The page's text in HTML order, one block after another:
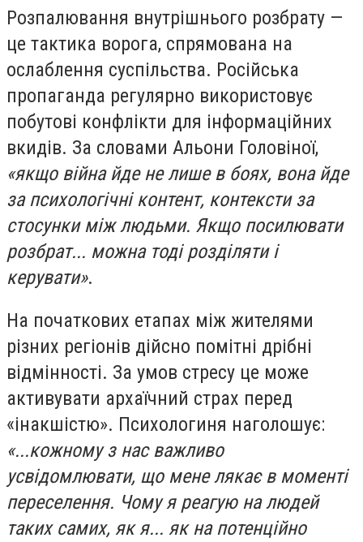
Розпалювання внутрішнього розбрату —
це тактика ворога, спрямована на
ослаблення суспільства. Російська
пропаганда регулярно використовує
побутові конфлікти для інформаційних
вкидів. За словами Альони Головіної,
«якщо війна йде не лише в боях, вона йде
за психологічні контент, контексти за
стосунки між людьми. Якщо посилювати
розбрат... можна тоді розділяти і
керувати».
На початкових етапах між жителями
різних регіонів дійсно помітні дрібні
відмінності. За умов стресу це може
активувати архаїчний страх перед
«інакшістю». Психологиня наголошує:
«...кожному з нас важливо
усвідомлювати, що мене лякає в моменті
переселення. Чому я реагую на людей
таких самих, як я... як на потенційно